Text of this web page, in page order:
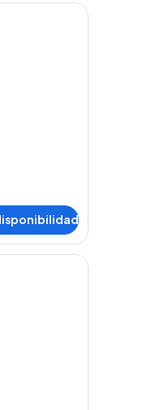
escritorio y cortinas